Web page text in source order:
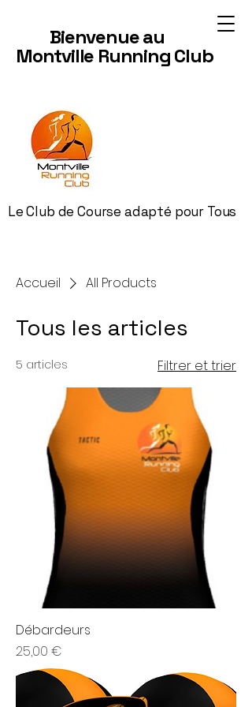
Bienvenue au
Montville Running Club
Le Club de Course adapté pour Tous
Accueil All Products
Tous les articles
5 articles Filtrer et trier
Débardeurs
Prix
25,00 €